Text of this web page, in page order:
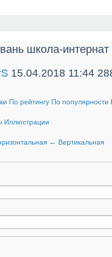
школа-
15.04.2018 11:44
По рейтингу По популярности
Иллюстрации
← Вертикальная